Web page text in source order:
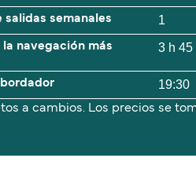
salidas semanales 1
la navegación más
3 h 45
19:30
a cambios. Los precios se